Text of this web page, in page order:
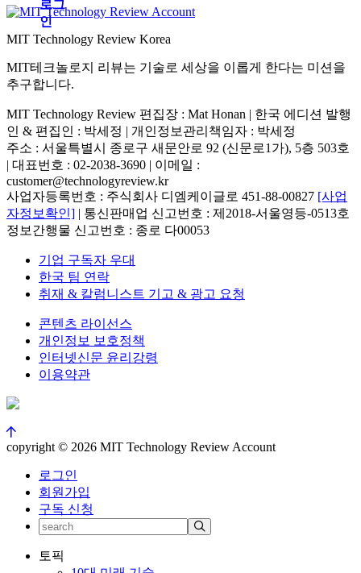
MIT Technology Review Korea
MIT테크놀로지 리뷰는 기술로 세상을 이롭게 한다는 미션을
추구합니다.
MIT Technology Review 편집장 : Mat Honan | 한국 에디션 발행
인 & 편집인 : 박세정 | 개인정보관리책임자 : 박세정
주소 : 서울특별시 종로구 새문안로 92 (신문로1가), 5층 503호
| 대표번호 : 02-2038-3690 | 이메일 :
customer@technologyreview.kr
사업자등록번호 : 주식회사 디엠케이글로 451-88-00827 [사업
자정보확인] | 통신판매업 신고번호 : 제2018-서울영등-0513호
정보간행물 신고번호 : 종로 다00053
기업 구독자 우대
한국 팀 연락
취재 & 칼럼니스트 기고 & 광고 요청
콘텐츠 라이선스
개인정보 보호정책
인터넷신문 윤리강령
이용약관
copyright © 2026 MIT Technology Review Account
로그인
회원가입
구독 신청
토픽